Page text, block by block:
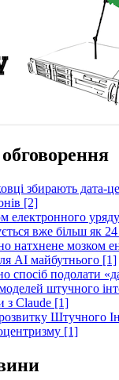
збирають дата-
[2]
електронного
вже більш як
натхнене мозком
AI майбутнього [1]
спосіб подолати
штучного
з Claude [1]
розвитку Штучного
[1]